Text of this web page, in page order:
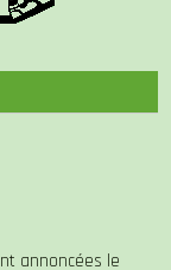
annoncées le